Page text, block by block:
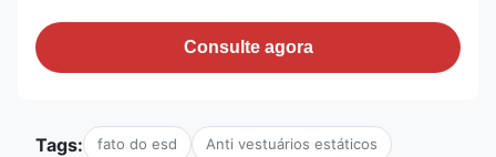
Consulte agora
Tags: fato do esd Anti vestuários estáticos